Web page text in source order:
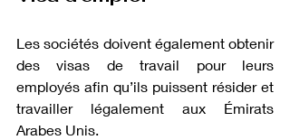
Les sociétés doivent également obtenir
des visas de travail pour leurs
employés afin qu’ils puissent résider et
travailler légalement aux Émirats
Arabes Unis.